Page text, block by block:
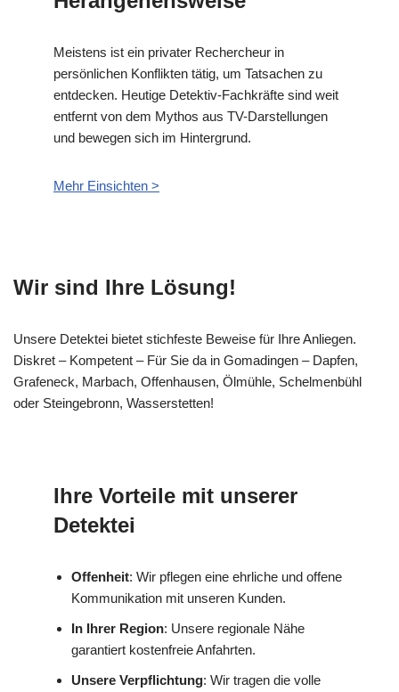
Meistens ist ein privater Rechercheur in
persönlichen Konflikten tätig, um Tatsachen zu
entdecken. Heutige Detektiv-Fachkräfte sind weit
entfernt von dem Mythos aus TV-Darstellungen
und bewegen sich im Hintergrund.
Mehr Einsichten >
Wir sind Ihre Lösung!
Unsere Detektei bietet stichfeste Beweise für Ihre Anliegen.
Diskret – Kompetent – Für Sie da in Gomadingen – Dapfen,
Grafeneck, Marbach, Offenhausen, Ölmühle, Schelmenbühl
oder Steingebronn, Wasserstetten!
Ihre Vorteile mit unserer
Detektei
Offenheit: Wir pflegen eine ehrliche und offene
Kommunikation mit unseren Kunden.
In Ihrer Region: Unsere regionale Nähe
garantiert kostenfreie Anfahrten.
Unsere Verpflichtung: Wir tragen die volle